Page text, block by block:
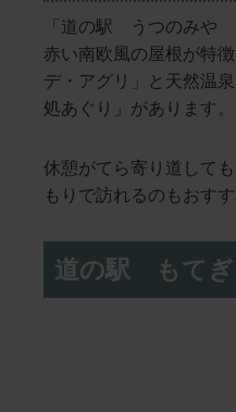
「道の駅 うつのみや
赤い南欧風の屋根が特
デ・アグリ」と天然温
処あぐり」があります。
休憩がてら寄り道して
もりで訪れるのもおす
道の駅 もてぎ